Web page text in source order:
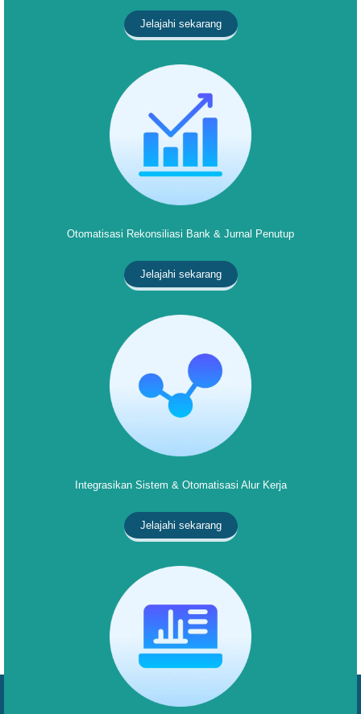
Jelajahi sekarang
Otomatisasi Rekonsiliasi Bank & Jurnal Penutup
Jelajahi sekarang
Integrasikan Sistem & Otomatisasi Alur Kerja
Jelajahi sekarang